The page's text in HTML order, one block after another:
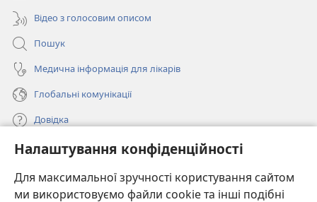
Налаштування конфіденційності
Для максимальної зручності користування сайтом
ми використовуємо файли cookie та інші подібні
Відео з голосовим описом
Пошук
Медична інформація для лікарів
Глобальні комунікації
Довідка
Пожертви
(відкривається
у
новомуОНЛАЙН-БІБЛІОТЕКА Товариства «Вартова башта»™